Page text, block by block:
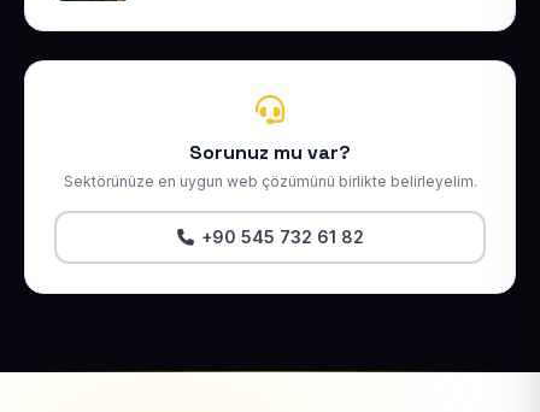
Sorunuz mu var?
Sektörünüze en uygun web çözümünü birlikte belirleyelim.
+90 545 732 61 82